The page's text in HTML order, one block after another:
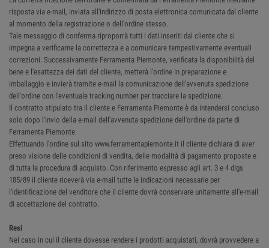
risposta via e-mail, inviata all'indirizzo di posta elettronica comunicata dal cliente
al momento della registrazione o dell’ordine stesso.
Tale messaggio di conferma riproporrà tutti i dati inseriti dal cliente che si
impegna a verificarne la correttezza e a comunicare tempestivamente eventuali
correzioni. Successivamente Ferramenta Piemonte, verificata la disponibilità del
bene e l'esattezza dei dati del cliente, metterà l’ordine in preparazione e
imballaggio e invierà tramite e-mail la comunicazione dell'avvenuta spedizione
dell'ordine con l'eventuale tracking number per tracciare la spedizione.
Il contratto stipulato tra il cliente e Ferramenta Piemonte è da intendersi concluso
solo dopo l'invio della e-mail dell'avvenuta spedizione dell'ordine da parte di
Ferramenta Piemonte.
Effettuando l'ordine sul sito www.ferramentapiemonte.it il cliente dichiara di aver
preso visione delle condizioni di vendita, delle modalità di pagamento proposte e
di tutta la procedura di acquisto. Con riferimento espresso agli art. 3 e 4 dlgs
185/89 il cliente riceverà via e-mail tutte le indicazioni necessarie per
l'identificazione del venditore che il cliente dovrà conservare unitamente all'e-mail
di accettazione del contratto.
Resi
Nel caso in cui il cliente dovesse rendere i prodotti acquistati, dovrà provvedere a